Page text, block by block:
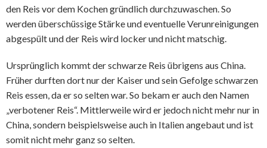
den Reis vor dem Kochen gründlich durchzuwaschen. So
werden überschüssige Stärke und eventuelle Verunreinigungen
abgespült und der Reis wird locker und nicht matschig.
Ursprünglich kommt der schwarze Reis übrigens aus China.
Früher durften dort nur der Kaiser und sein Gefolge schwarzen
Reis essen, da er so selten war. So bekam er auch den Namen
„verbotener Reis“. Mittlerweile wird er jedoch nicht mehr nur in
China, sondern beispielsweise auch in Italien angebaut und ist
somit nicht mehr ganz so selten.